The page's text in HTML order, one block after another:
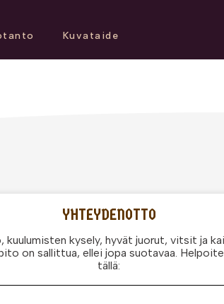
Kuvataide
YHTEYDENOTTO
kuulumisten kysely, hyvät juorut, vitsit ja
on sallittua, ellei jopa suotavaa.
tällä: